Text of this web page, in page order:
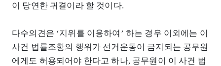
이 당연한 귀결이라 할 것이다.
다수의견은 ‘지위를 이용하여’ 하는 경우 이외에는 이
사건 법률조항의 행위가 선거운동이 금지되는 공무원
에게도 허용되어야 한다고 하나, 공무원이 이 사건 법